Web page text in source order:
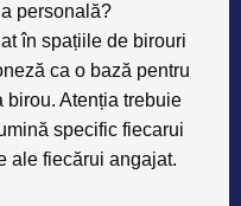
personală?
în spațiile de birouri
ca o bază pentru
birou. Atenția trebuie
specific fiecarui
ale fiecărui angajat.